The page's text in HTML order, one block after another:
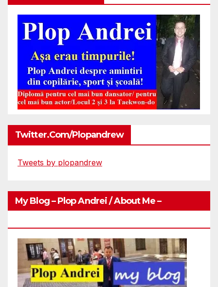
Twitter.com/plopandrew
Tweets by plopandrew
My Blog – Plop Andrei / About Me –